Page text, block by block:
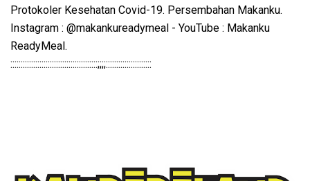
Protokoler Kesehatan Covid-19. Persembahan Makanku.
Instagram : @makankureadymeal - YouTube : Makanku
ReadyMeal.
::::::::::::::::::::::::::::::::::::::::::;;;;::::::::::::::::::::::